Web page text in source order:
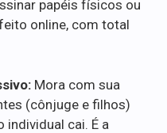
papéis físicos ou
online, com total
Mora com sua
(cônjuge e filhos)
cai. É a